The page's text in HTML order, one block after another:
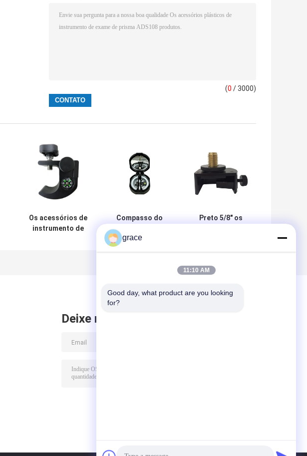
(0 / 3000)
Os acessórios de
instrumento de
Compasso do
metal da geologia
do preto da liga
Preto 5/8" os
Deixe mensagem
grace
11:10 AM
Good day, what product are you looking
for?